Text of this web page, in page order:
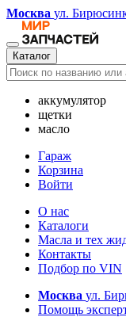
Москва ул.
Каталог
аккумулятор
щетки
масло
Гараж
Корзина
Войти
О нас
Каталоги
Масла и тех
Контакты
Подбор по VIN
Москва ул.
Помощь